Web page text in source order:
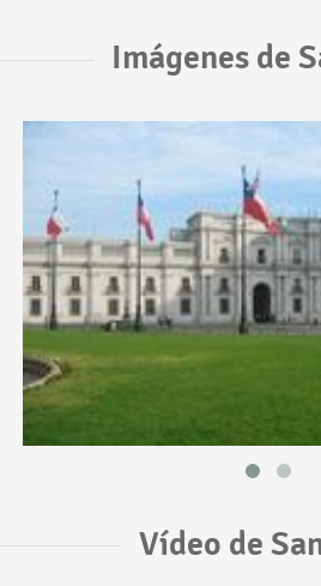
Imágenes de
Vídeo de